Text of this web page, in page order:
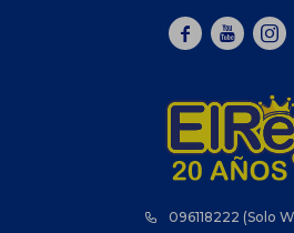
096118222 (Solo
  